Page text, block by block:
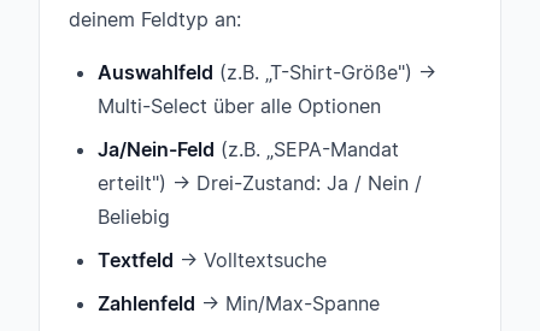
deinem Feldtyp an:
Auswahlfeld (z.B. „T-Shirt-Größe") →
Multi-Select über alle Optionen
Ja/Nein-Feld (z.B. „SEPA-Mandat
erteilt") → Drei-Zustand: Ja / Nein /
Beliebig
Textfeld → Volltextsuche
Zahlenfeld → Min/Max-Spanne